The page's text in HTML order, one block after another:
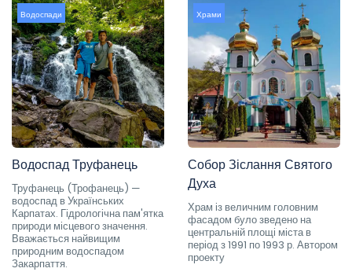
Водоспади
Водоспад Труфанець
Труфанець (Трофанець) —
водоспад в Українських
Карпатах. Гідрологічна пам'ятка
природи місцевого значення.
Вважається найвищим
природним водоспадом
Закарпаття.
Храми
Собор Зіслання Святого
Духа
Храм із величним головним
фасадом було зведено на
центральній площі міста в
період з 1991 по 1993 р. Автором
проекту